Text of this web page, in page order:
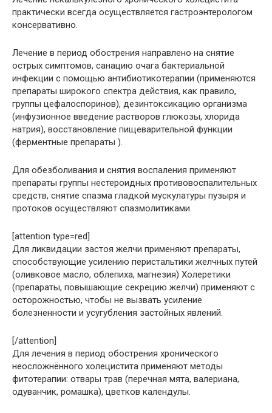
практически всегда осуществляется гастроэнтерологом
консервативно.
Лечение в период обострения направлено на снятие
острых симптомов, санацию очага бактериальной
инфекции с помощью антибиотикотерапии (применяются
препараты широкого спектра действия, как правило,
группы цефалоспоринов), дезинтоксикацию организма
(инфузионное введение растворов глюкозы, хлорида
натрия), восстановление пищеварительной функции
(ферментные препараты ).
Для обезболивания и снятия воспаления применяют
препараты группы нестероидных противовоспалительных
средств, снятие спазма гладкой мускулатуры пузыря и
протоков осуществляют спазмолитиками.
[attention type=red]
Для ликвидации застоя желчи применяют препараты,
способствующие усилению перистальтики желчных путей
(оливковое масло, облепиха, магнезия) Холеретики
(препараты, повышающие секрецию желчи) применяют с
осторожностью, чтобы не вызвать усиление
болезненности и усугубления застойных явлений.
[/attention]
Для лечения в период обострения хронического
неосложнённого холецистита применяют методы
фитотерапии: отвары трав (перечная мята, валериана,
одуванчик, ромашка), цветков календулы.